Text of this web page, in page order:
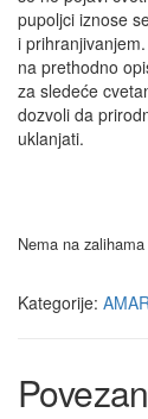
pupoljci iznose
i
na prethodno
za sledeće
dozvoli da
uklanjati.
Nema na zalihama
Kategorije: